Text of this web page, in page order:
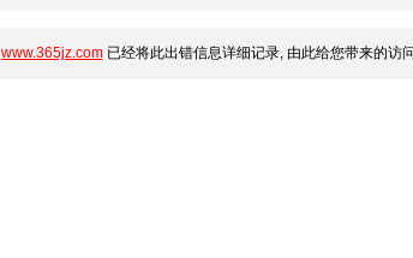
www.365jz.com已经将此出错信息详细记录, 由此给您带来的访